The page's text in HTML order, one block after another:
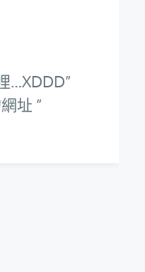
…XDDD
址